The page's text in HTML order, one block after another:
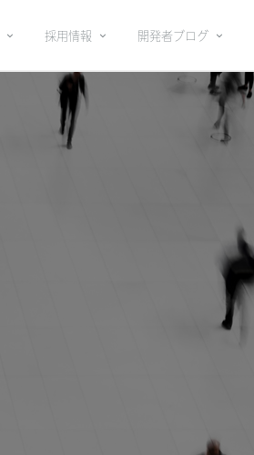
採用情報 開発者ブログ